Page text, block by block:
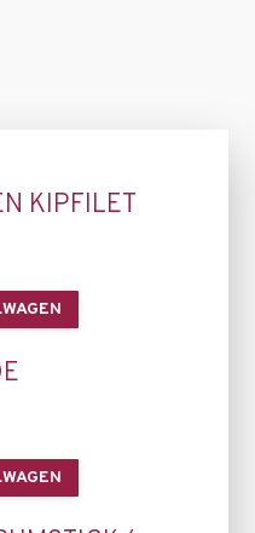
KIPFILET